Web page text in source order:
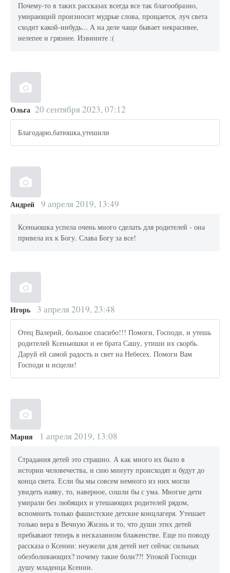
Почему-то в таких рассказах всегда все так благообразно,
умирающий произносит мудрые слова, прощается, луч света
сходит какой-нибудь... А на деле чаще бывает некрасивее,
нелепее и грязнее. Извините :(
Ольга 20 сентября 2023, 07:12
Благодарю,батюшка,утешили
Андрей 9 апреля 2019, 13:49
Ксеньюшка успела очень много сделать для родителей - она
привела их к Богу. Слава Богу за все!
Игорь 3 апреля 2019, 23:48
Отец Валерий, большое спасибо!!! Помоги, Господи, и утешь
родителей Ксеньюшки и ее брата Сашу, утиши их скорбь.
Даруй ей самой радость и свет на Небесех. Помоги Вам
Господи и исцели!
Мария 1 апреля 2019, 13:08
Страдания детей это страшно. А как много их было в
истории человечества, и сию минуту происходят и будут до
конца света. Если бы мы совсем немного из них могли
увидеть наяву, то, наверное, сошли бы с ума. Многие дети
умирали без любящих и утешающих родителей рядом,
вспомнить только фашистские детские концлагеря. Утешает
только вера в Вечную Жизнь и то, что души этих детей
пребывают теперь в несказанном блаженстве. Еще по поводу
рассказа о Ксении: неужели для детей нет сейчас сильных
обезболивающих? почему такие боли??! Упокой Господи
душу младенца Ксении.